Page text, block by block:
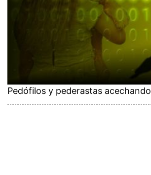
Pedófilos y pederastas